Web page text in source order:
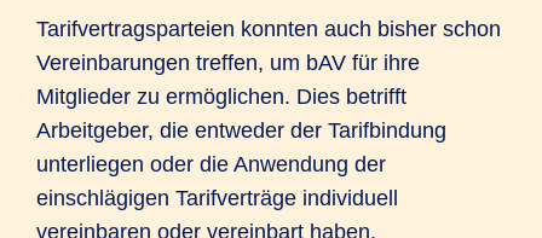
Tarifvertragsparteien konnten auch bisher schon
Vereinbarungen treffen, um bAV für ihre
Mitglieder zu ermöglichen. Dies betrifft
Arbeitgeber, die entweder der Tarifbindung
unterliegen oder die Anwendung der
einschlägigen Tarifverträge individuell
vereinbaren oder vereinbart haben.